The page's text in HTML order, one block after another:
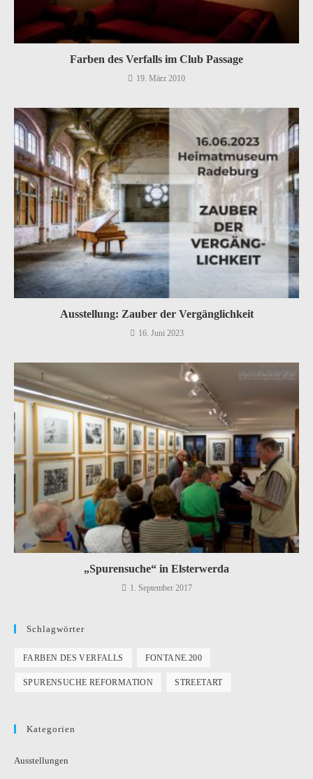
Farben des Verfalls im Club Passage
19. März 2010
Ausstellung: Zauber der Vergänglichkeit
16. Juni 2023
„Spurensuche“ in Elsterwerda
1. September 2017
Schlagwörter
FARBEN DES VERFALLS FONTANE.200
SPURENSUCHE REFORMATION STREETART
Kategorien
Ausstellungen